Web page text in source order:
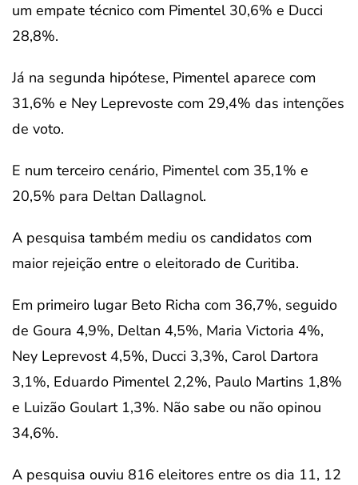
um empate técnico com Pimentel 30,6% e Ducci
28,8%.
Já na segunda hipótese, Pimentel aparece com
31,6% e Ney Leprevoste com 29,4% das intenções
de voto.
E num terceiro cenário, Pimentel com 35,1% e
20,5% para Deltan Dallagnol.
A pesquisa também mediu os candidatos com
maior rejeição entre o eleitorado de Curitiba.
Em primeiro lugar Beto Richa com 36,7%, seguido
de Goura 4,9%, Deltan 4,5%, Maria Victoria 4%,
Ney Leprevost 4,5%, Ducci 3,3%, Carol Dartora
3,1%, Eduardo Pimentel 2,2%, Paulo Martins 1,8%
e Luizão Goulart 1,3%. Não sabe ou não opinou
34,6%.
A pesquisa ouviu 816 eleitores entre os dia 11, 12